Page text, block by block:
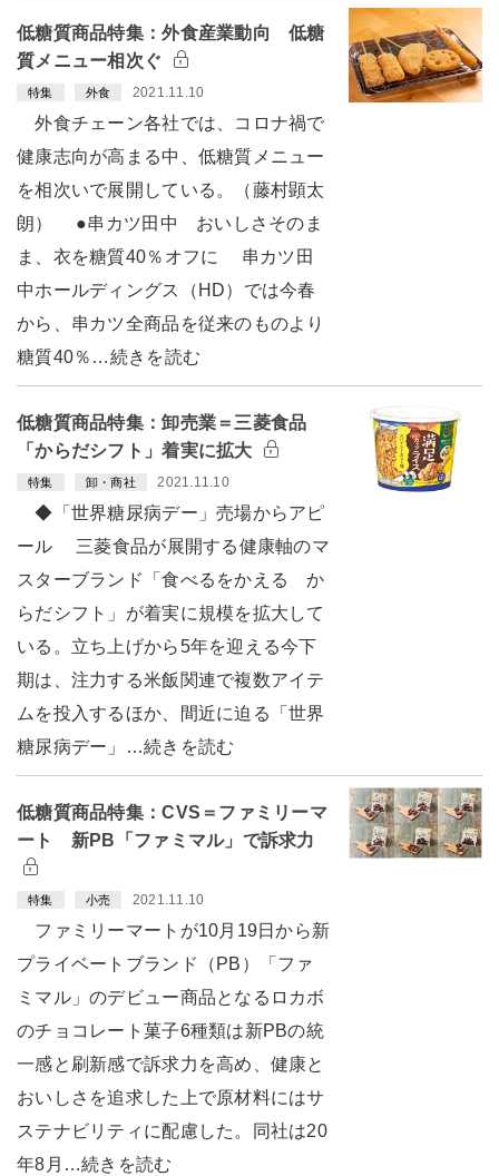
低糖質商品特集：外食産業動向 低糖
質メニュー相次ぐ
特集 外食 2021.11.10
外食チェーン各社では、コロナ禍で
健康志向が高まる中、低糖質メニュー
を相次いで展開している。（藤村顕太
朗） ●串カツ田中 おいしさそのま
ま、衣を糖質40％オフに 串カツ田
中ホールディングス（HD）では今春
から、串カツ全商品を従来のものより
糖質40％…続きを読む
低糖質商品特集：卸売業＝三菱食品
「からだシフト」着実に拡大
特集 卸・商社 2021.11.10
◆「世界糖尿病デー」売場からアピ
ール 三菱食品が展開する健康軸のマ
スターブランド「食べるをかえる か
らだシフト」が着実に規模を拡大して
いる。立ち上げから5年を迎える今下
期は、注力する米飯関連で複数アイテ
ムを投入するほか、間近に迫る「世界
糖尿病デー」…続きを読む
低糖質商品特集：CVS＝ファミリーマ
ート 新PB「ファミマル」で訴求力
特集 小売 2021.11.10
ファミリーマートが10月19日から新
プライベートブランド（PB）「ファ
ミマル」のデビュー商品となるロカボ
のチョコレート菓子6種類は新PBの統
一感と刷新感で訴求力を高め、健康と
おいしさを追求した上で原材料にはサ
ステナビリティに配慮した。同社は20
年8月…続きを読む